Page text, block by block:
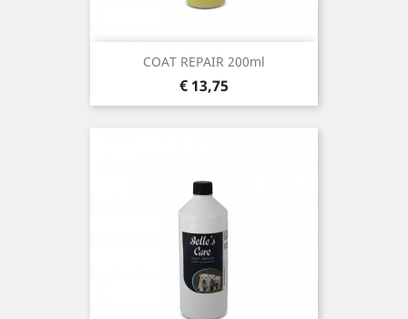
COAT REPAIR 200ml
Prijs
€ 13,75